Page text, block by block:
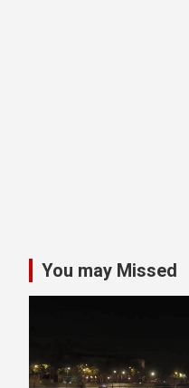
You may Missed